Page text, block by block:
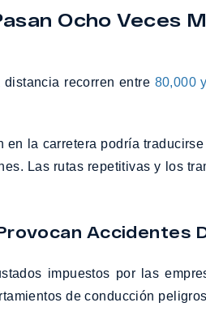
Ocho Veces
recorren entre 80,000
la carretera podría
Las rutas repetitivas y los
Accidentes
impuestos por las
de conducción